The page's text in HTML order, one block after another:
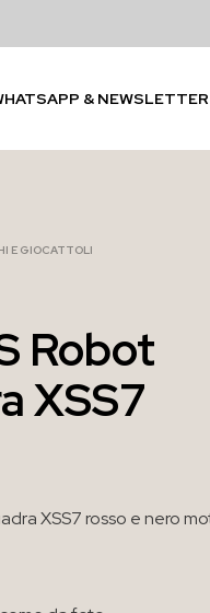
& NEWSLETTER
E GIOCATTOLI
Robot
XSS7
XSS7 rosso e nero